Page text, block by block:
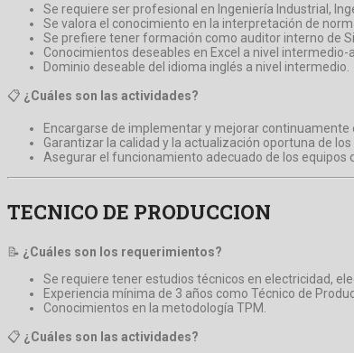
Se requiere ser profesional en Ingeniería Industrial,
Se valora el conocimiento en la interpretación de
Se prefiere tener formación como auditor interno de
Conocimientos deseables en Excel a nivel intermedio-
Dominio deseable del idioma inglés a nivel intermedio.
📋 ¿Cuáles son las actividades?
Encargarse de implementar y mejorar continuamente
Garantizar la calidad y la actualización oportuna de
Asegurar el funcionamiento adecuado de los equipos
TECNICO DE PRODUCCION
📝 ¿Cuáles son los requerimientos?
Se requiere tener estudios técnicos en electricidad,
Experiencia mínima de 3 años como Técnico de
Conocimientos en la metodología TPM.
📋 ¿Cuáles son las actividades?